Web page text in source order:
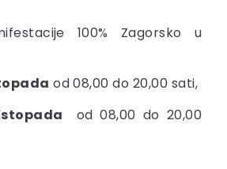
100% Zagorsko u
od 08,00 do 20,00 sati,
od 08,00 do 20,00